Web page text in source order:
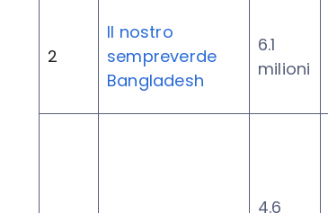
2
Il nostro
sempreverde
Bangladesh
6.1
milioni
4.6